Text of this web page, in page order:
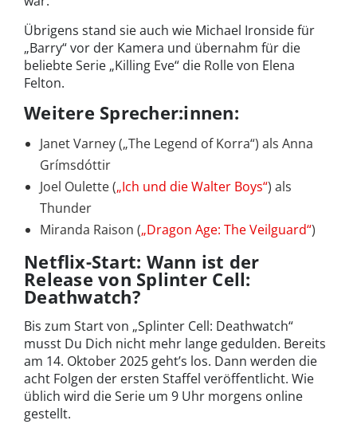
Übrigens stand sie auch wie Michael Ironside für
„Barry“ vor der Kamera und übernahm für die
beliebte Serie „Killing Eve“ die Rolle von Elena
Felton.
Weitere Sprecher:innen:
Janet Varney („The Legend of Korra“) als Anna
Grímsdóttir
Joel Oulette („Ich und die Walter Boys“) als
Thunder
Miranda Raison („Dragon Age: The Veilguard“)
Netflix-Start: Wann ist der
Release von Splinter Cell:
Deathwatch?
Bis zum Start von „Splinter Cell: Deathwatch“
musst Du Dich nicht mehr lange gedulden. Bereits
am 14. Oktober 2025 geht’s los. Dann werden die
acht Folgen der ersten Staffel veröffentlicht. Wie
üblich wird die Serie um 9 Uhr morgens online
gestellt.